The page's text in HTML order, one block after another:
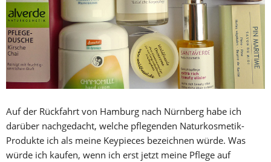
Auf der Rückfahrt von Hamburg nach Nürnberg habe ich
darüber nachgedacht, welche pflegenden Naturkosmetik-
Produkte ich als meine Keypieces bezeichnen würde. Was
würde ich kaufen, wenn ich erst jetzt meine Pflege auf